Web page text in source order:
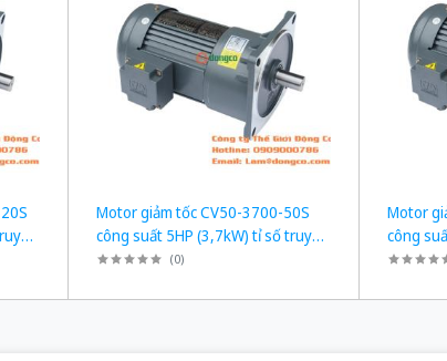
Motor giảm tốc CV50-3700-50S
công suất 5HP (3,7kW) tỉ số truyền
1/50
(0)
Motor
công
1/55